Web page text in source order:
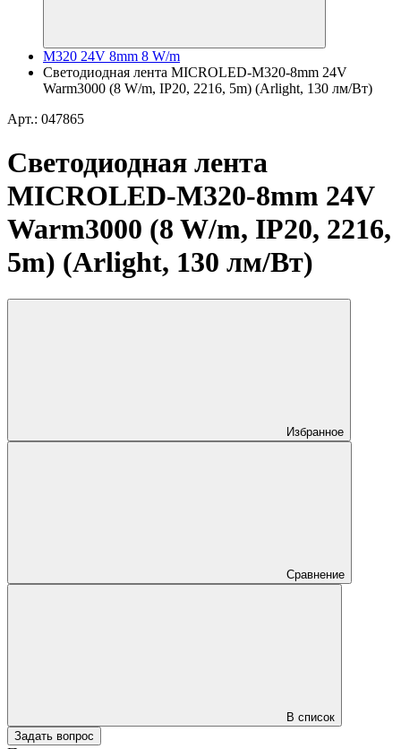
M320 24V 8mm 8 W/m
Светодиодная лента MICROLED-M320-8mm 24V
Warm3000 (8 W/m, IP20, 2216, 5m) (Arlight, 130 лм/Вт)
Арт.: 047865
Светодиодная лента
MICROLED-M320-8mm 24V
Warm3000 (8 W/m, IP20, 2216,
5m) (Arlight, 130 лм/Вт)
Избранное
Сравнение
В список
Задать вопрос